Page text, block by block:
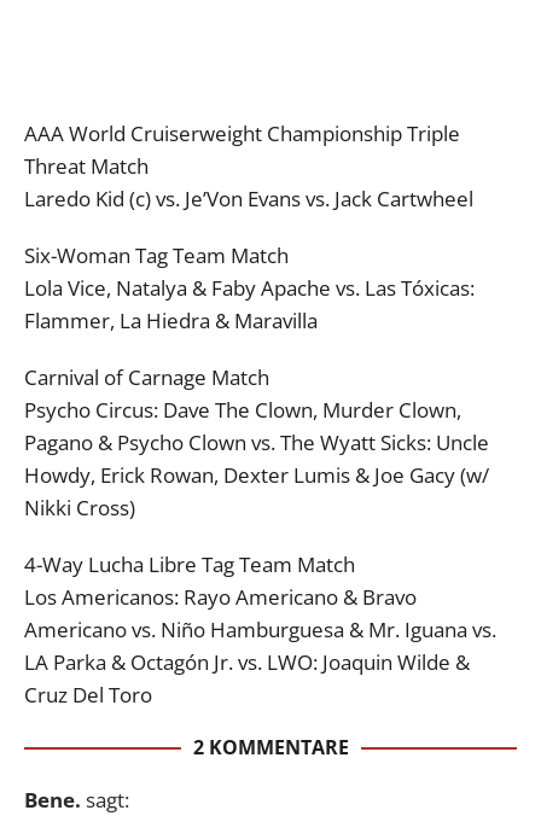
AAA World Cruiserweight Championship Triple
Threat Match
Laredo Kid (c) vs. Je’Von Evans vs. Jack Cartwheel
Six-Woman Tag Team Match
Lola Vice, Natalya & Faby Apache vs. Las Tóxicas:
Flammer, La Hiedra & Maravilla
Carnival of Carnage Match
Psycho Circus: Dave The Clown, Murder Clown,
Pagano & Psycho Clown vs. The Wyatt Sicks: Uncle
Howdy, Erick Rowan, Dexter Lumis & Joe Gacy (w/
Nikki Cross)
4-Way Lucha Libre Tag Team Match
Los Americanos: Rayo Americano & Bravo
Americano vs. Niño Hamburguesa & Mr. Iguana vs.
LA Parka & Octagón Jr. vs. LWO: Joaquin Wilde &
Cruz Del Toro
2 KOMMENTARE
Bene. sagt: